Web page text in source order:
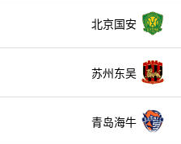
北京国安
苏州东吴
青岛海牛